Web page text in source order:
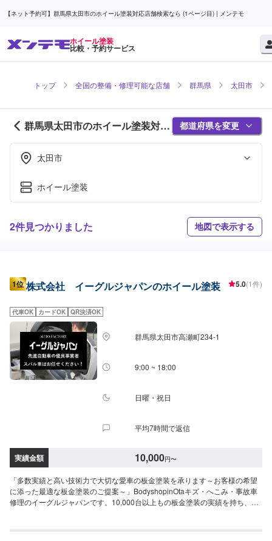
【ネット予約可】群馬県太田市のホイール塗装対応店舗検索なら (1ページ目) | メンテモ
ホイール塗装
比較・予約サービス
トップ 全国の整備・修理可能な店舗 群馬県 太田市
群馬県太田市のホイール塗装対応
店舗紹介 (1ページ目)
都道府県を変更
太田市
ホイール塗装
2件見つかりました 地図で表示する
1位 株式会社 イーグルジャパンのホイール塗装 5.0(1件)
代車OK カードOK QR決済OK
群馬県太田市高瀬町234-1
9:00 ~ 18:00
日曜・祝日
平均7時間で返信
実績金額 10,000円〜
「多数実績と高い技術力で大切な愛車の板金塗装を承ります～お客様の希望
に添った最適な板金塗装のご提案～」BodyshopinOtaキズ・へこみ・事故車
修理のイーグルジャパンです。10,000台以上もの板金塗装の実績を持ち、太
にお客様の大切な思い出を乗せた日常を彩る大切な相棒であり、熟練の職人